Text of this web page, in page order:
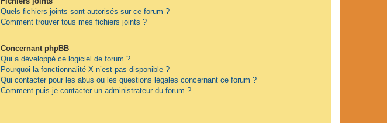
Quels fichiers joints sont autorisés sur ce forum ?
Comment trouver tous mes fichiers joints ?
Concernant phpBB
Qui a développé ce logiciel de forum ?
Pourquoi la fonctionnalité X n’est pas disponible ?
Qui contacter pour les abus ou les questions légales concernant ce forum ?
Comment puis-je contacter un administrateur du forum ?